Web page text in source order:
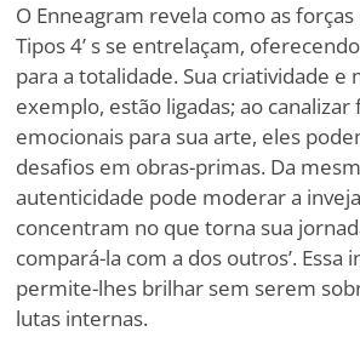
O Enneagram revela como as
Tipos 4’ s se entrelaçam,
para a totalidade. Sua criatividade e
exemplo, estão ligadas; ao canalizar
emocionais para sua arte, eles
desafios em obras-primas. Da
autenticidade pode moderar a
concentram no que torna sua
compará-la com a dos outros’. Essa
permite-lhes brilhar sem serem
lutas internas.